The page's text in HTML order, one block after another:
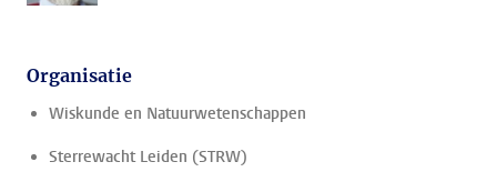
Organisatie
Wiskunde en Natuurwetenschappen
Sterrewacht Leiden (STRW)